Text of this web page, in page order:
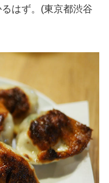
はず。(東京都渋谷